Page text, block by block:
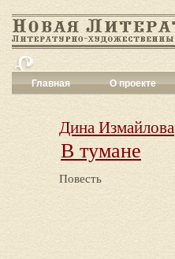
Главная О проекте
Дина Измайлова
В тумане
Повесть